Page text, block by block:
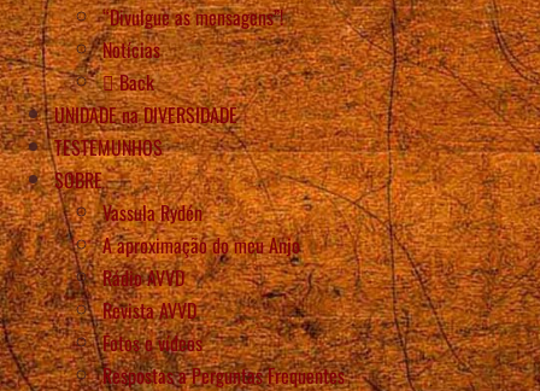
“Divulgue as mensagens”!
Notícias
Back
UNIDADE na DIVERSIDADE
TESTEMUNHOS
SOBRE
Vassula Rydén
A aproximação do meu Anjo
Rádio AVVD
Revista AVVD
Fotos e vídeos
Respostas a Perguntas Frequentes